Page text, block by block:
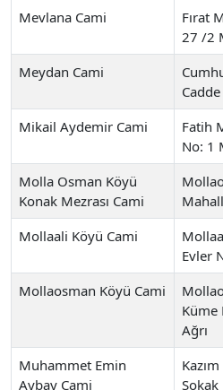
Mevlana Cami
Fırat
27 /2
Meydan Cami
Mikail Aydemir Cami
Fatih
No: 1
Molla Osman Köyü
Konak Mezrası Cami
Mollaali Köyü Cami
Evler
Mollaosman Köyü Cami
Küme
Ağrı
Muhammet Emin
Aybay Cami
Sokak